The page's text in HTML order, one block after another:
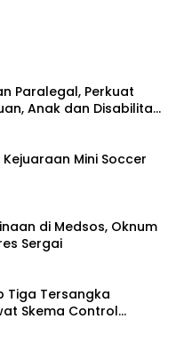
Paralegal, Perkuat
Anak dan Disabilitas
Mini Soccer
di Medsos, Oknum
Sergai
Tiga Tersangka
Skema Control